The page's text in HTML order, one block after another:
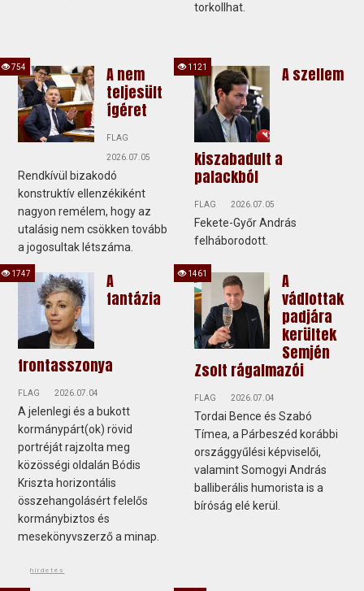
torkollhat.
A nem
teljesült
ígéret
FLAG
2026.07.05
Rendkívül bizakodó
konstruktív ellenzékiként
nagyon remélem, hogy az
utalásig nem csökken tovább
a jogosultak létszáma.
754 A szellem
kiszabadult a
palackból
FLAG 2026.07.05
Fekete-Győr András
felháborodott.
1121
A
fantázia
frontasszonya
FLAG 2026.07.04
A jelenlegi és a bukott
kormánypárt(ok) rövid
portréját rajzolta meg
közösségi oldalán Bódis
Kriszta horizontális
összehangolásért felelős
kormánybiztos és
mesekönyvszerző a minap.
1747
A
vádlottak
padjára
kerültek
Semjén
Zsolt rágalmazói
FLAG 2026.07.04
Tordai Bence és Szabó
Tímea, a Párbeszéd korábbi
országgyűlési képviselői,
valamint Somogyi András
balliberális humorista is a
bíróság elé kerül.
1461
hirdetés